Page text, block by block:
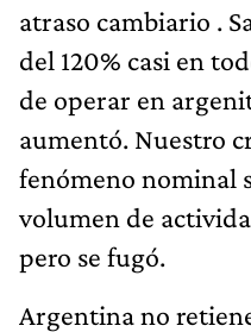
atraso cambiario .
del 120% casi en
de operar en
aumentó. Nuestro
fenómeno nominal
volumen de
pero se fugó.
Argentina no